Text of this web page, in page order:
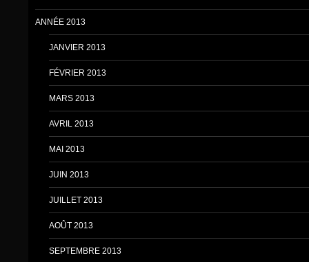
ANNÉE 2013
JANVIER 2013
FÉVRIER 2013
MARS 2013
AVRIL 2013
MAI 2013
JUIN 2013
JUILLET 2013
AOÛT 2013
SEPTEMBRE 2013